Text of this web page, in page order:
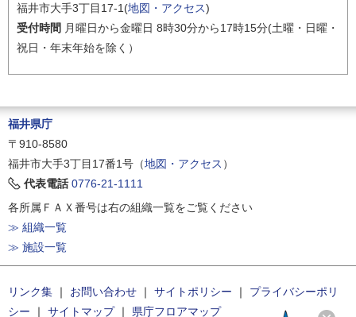
福井市大手3丁目17-1(地図・アクセス)
受付時間 月曜日から金曜日 8時30分から17時15分(土曜・日曜・
祝日・年末年始を除く）
福井県庁
〒910-8580
福井市大手3丁目17番1号（地図・アクセス ）
代表電話 0776-21-1111
各所属ＦＡＸ番号は右の組織一覧をご覧ください
≫ 組織一覧
≫ 施設一覧
リンク集 ｜ お問い合わせ ｜ サイトポリシー ｜
プライバシーポリ
シー ｜ サイトマップ｜ 県庁フロアマップ